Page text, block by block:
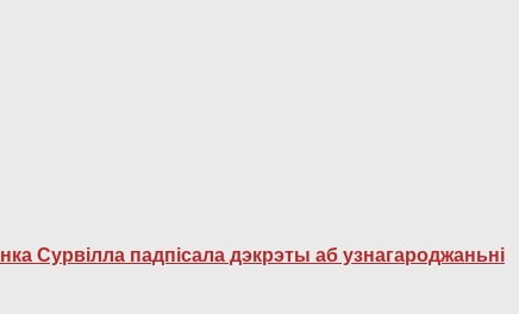
Сурвілла падпісала дэкрэты аб узнагароджаньні